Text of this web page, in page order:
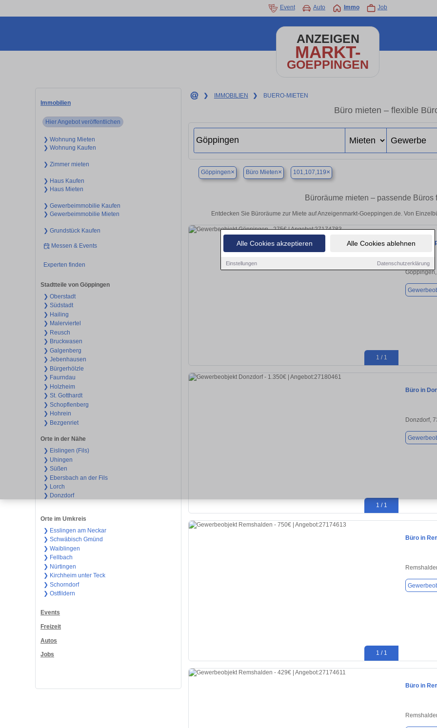
Alle Cookies akzeptieren Alle Cookies ablehnen
Einstellungen Datenschutzerklärung
Event Auto Immo Job
ANZEIGEN
MARKT-
GOEPPINGEN
Immobilien
Hier Angebot veröffentlichen
❯ Wohnung Mieten
❯ Wohnung Kaufen
❯ Zimmer mieten
❯ Haus Kaufen
❯ Haus Mieten
❯ Gewerbeimmobilie Kaufen
❯ Gewerbeimmobilie Mieten
❯ Grundstück Kaufen
Messen & Events
Experten finden
Stadtteile von Göppingen
❯ Oberstadt
❯ Südstadt
❯ Hailing
❯ Malerviertel
❯ Reusch
❯ Bruckwasen
❯ Galgenberg
❯ Jebenhausen
❯ Bürgerhölzle
❯ Faurndau
❯ Holzheim
❯ St. Gotthardt
❯ Schopflenberg
❯ Hohrein
❯ Bezgenriet
Orte in der Nähe
❯ Eislingen (Fils)
❯ Uhingen
❯ Süßen
❯ Ebersbach an der Fils
❯ Lorch
❯ Donzdorf
Orte im Umkreis
❯ Esslingen am Neckar
❯ Schwäbisch Gmünd
❯ Waiblingen
❯ Fellbach
❯ Nürtingen
❯ Kirchheim unter Teck
❯ Schorndorf
❯ Ostfildern
Events
Freizeit
Autos
Jobs
❯ IMMOBILIEN ❯ BUERO-MIETEN
Büro mieten – flexible
Göppingen× Büro Mieten× 101,107,119×
Büroräume mieten – passende Büros
Entdecken Sie Büroräume zur Miete auf Anzeigenmarkt-Goeppingen.de. Von
1 / 1
Büro in
1 / 1
Büro in
Donzdorf,
1 / 1
Büro in
Büro in